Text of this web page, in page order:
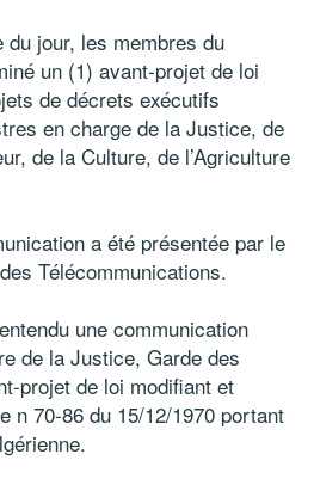
du jour, les membres du
un (1) avant-projet de loi
de décrets exécutifs
en charge de la Justice, de
de la Culture, de l’Agriculture
a été présentée par le
Télécommunications.
une communication
de la Justice, Garde des
projet de loi modifiant et
n 70-86 du 15/12/1970 portant